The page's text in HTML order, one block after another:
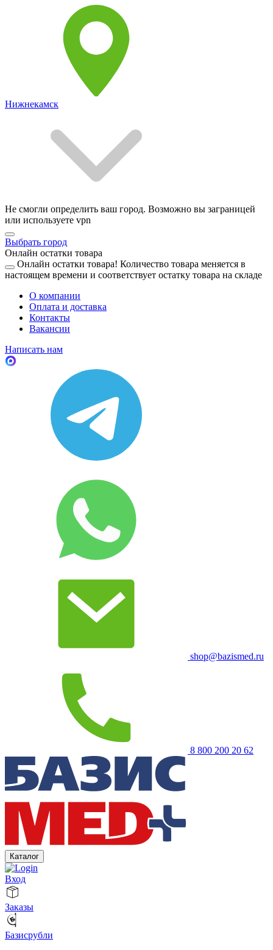
Нижнекамск
Не смогли определить ваш город. Возможно вы заграницей
или используете vpn
Выбрать город
Онлайн остатки товара
Онлайн остатки товара! Количество товара меняется в
настоящем времени и соответствует остатку товара на складе
О компании
Оплата и доставка
Контакты
Вакансии
Написать нам
shop@bazismed.ru
8 800 200 20 62
Каталог
Вход
Заказы
Базисрубли